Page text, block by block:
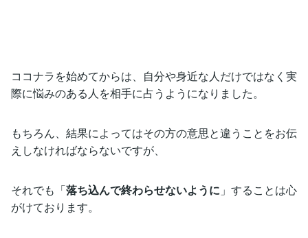
ココナラを始めてからは、自分や身近な人だけではなく実
際に悩みのある人を相手に占うようになりました。
もちろん、結果によってはその方の意思と違うことをお伝
えしなければならないですが、
それでも「落ち込んで終わらせないように 」することは心
がけております。